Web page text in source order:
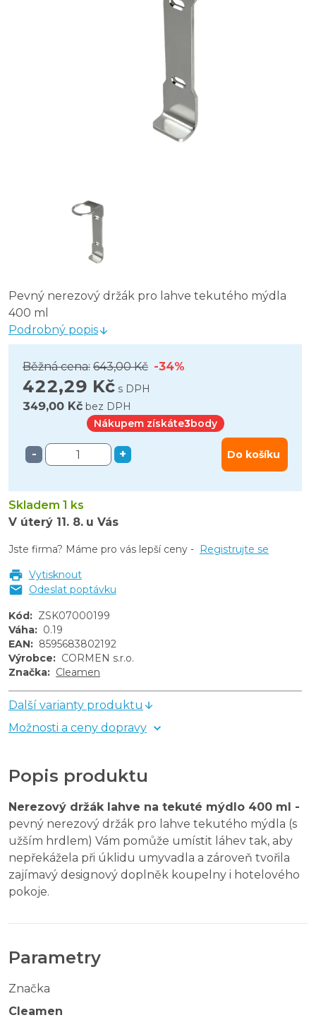
Pevný nerezový držák pro lahve tekutého mýdla
400 ml
Podrobný popis
Běžná cena: 643,00 Kč -34%
422,29 Kč s DPH
349,00 Kč bez DPH
Nákupem získáte3body
- + Do košíku
Skladem 1 ks
V úterý 11. 8. u Vás
Jste firma? Máme pro vás lepší ceny - Registrujte se
Vytisknout
Odeslat poptávku
Kód: ZSK07000199
Váha: 0.19
EAN: 8595683802192
Výrobce: CORMEN s.r.o.
Značka: Cleamen
Další varianty produktu
Možnosti a ceny dopravy
Popis produktu
Nerezový držák lahve na tekuté mýdlo 400 ml -
pevný nerezový držák pro lahve tekutého mýdla (s
užším hrdlem) Vám pomůže umístit láhev tak, aby
nepřekážela při úklidu umyvadla a zároveň tvořila
zajímavý designový doplněk koupelny i hotelového
pokoje.
Parametry
Značka
Cleamen